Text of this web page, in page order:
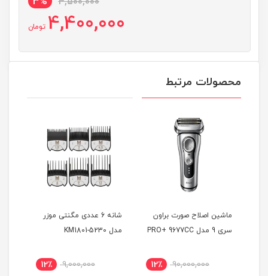
4,400,000 تومان
محصولات مرتبط
ماشین اصلاح صورت براون
سری 9 مدل PRO+ 9677CC
90,000,000 12٪
شانه 6 عددی مگنتی موزر
مدل KM1801-5230
9,000,000 12٪